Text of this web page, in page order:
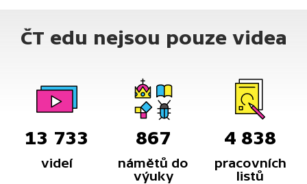
ČT edu nejsou pouze videa
13 733
videí
867
námětů do
výuky
4 838
pracovních
listů